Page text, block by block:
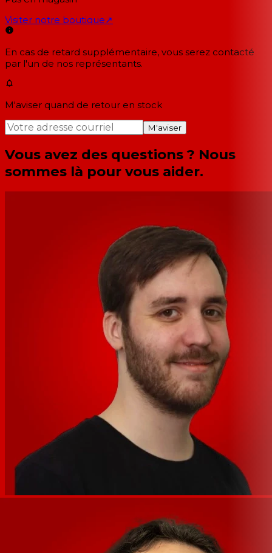
Visiter notre boutique↗
En cas de retard supplémentaire, vous serez contacté
par l'un de nos représentants.
M'aviser quand de retour en stock
M'aviser
Vous avez des questions ? Nous
sommes là pour vous aider.